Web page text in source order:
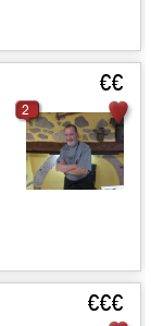
€€
2
€€€